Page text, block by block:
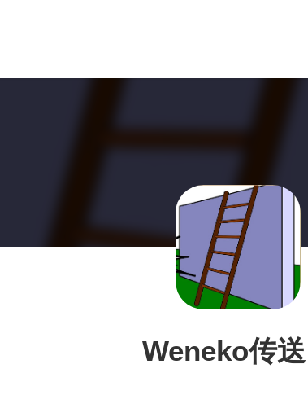
Weneko传送